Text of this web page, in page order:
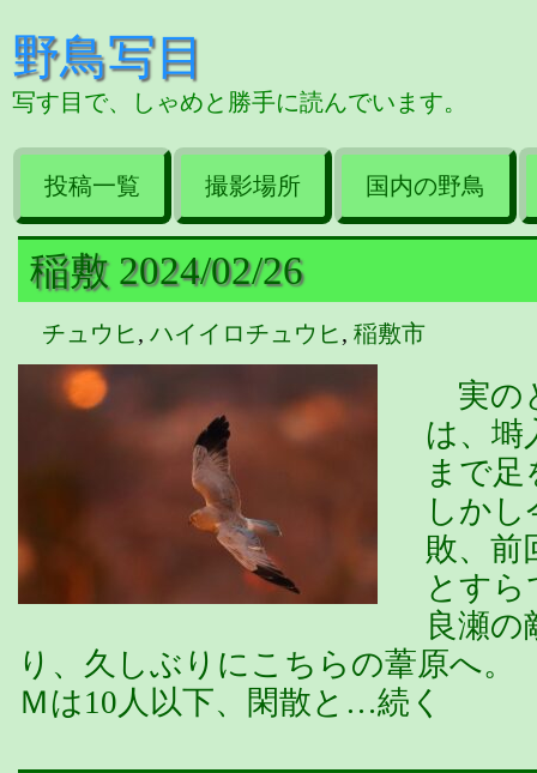
野鳥写目
写す目で、しゃめと勝手に読んでいます。
投稿一覧 撮影場所 国内の野鳥
稲敷 2024/02/26
チュウヒ , ハイイロチュウヒ , 稲敷市
実の
は、塒
まで
しか
敗、前
とす
良瀬の
り、久しぶりにこちらの葦原へ
Ｍは10人以下、閑散と…続く